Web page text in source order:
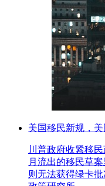
美国移民新规，
川普政府收紧移
月流出的移民草
则无法获得绿卡